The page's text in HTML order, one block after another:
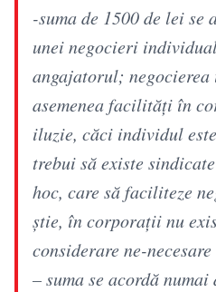
-suma de 1500 de lei se
unei negocieri
angajatorul;
asemenea facilități în
iluzie, căci individul
trebui să existe
hoc, care să faciliteze
știe, în corporații nu
considerare ne-
– suma se acordă